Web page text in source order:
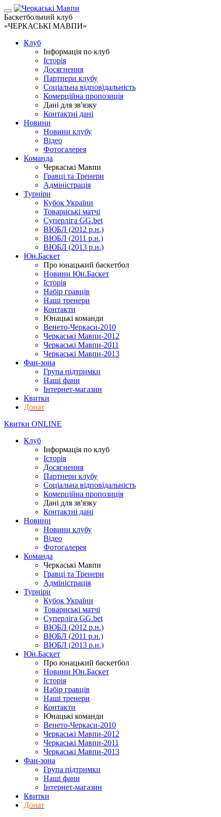
Баскетбольний клуб
«ЧЕРКАСЬКІ МАВПИ»
Клуб
Інформація по клуб
Історія
Досягнення
Партнери клубу
Соціальна відповідальність
Комерційна пропозиція
Дані для зв'язку
Контактні дані
Новини
Новини клубу
Відео
Фотогалерея
Команда
Черкаські Мавпи
Гравці та Тренери
Адміністрація
Турніри
Кубок України
Товариські матчі
Суперліга GG.bet
ВЮБЛ (2012 р.н.)
ВЮБЛ (2011 р.н.)
ВЮБЛ (2013 р.н.)
Юн.Баскет
Про юнацький баскетбол
Новини Юн.Баскет
Історія
Набір гравців
Наші тренери
Контакти
Юнацькі команди
Венето-Черкаси-2010
Черкаські Мавпи-2012
Черкаські Мавпи-2011
Черкаські Мавпи-2013
Фан-зона
Група підтримки
Наші фани
Інтернет-магазин
Квитки
Донат
Квитки ONLINE
Клуб
Інформація по клуб
Історія
Досягнення
Партнери клубу
Соціальна відповідальність
Комерційна пропозиція
Дані для зв'язку
Контактні дані
Новини
Новини клубу
Відео
Фотогалерея
Команда
Черкаські Мавпи
Гравці та Тренери
Адміністрація
Турніри
Кубок України
Товариські матчі
Суперліга GG.bet
ВЮБЛ (2012 р.н.)
ВЮБЛ (2011 р.н.)
ВЮБЛ (2013 р.н.)
Юн.Баскет
Про юнацький баскетбол
Новини Юн.Баскет
Історія
Набір гравців
Наші тренери
Контакти
Юнацькі команди
Венето-Черкаси-2010
Черкаські Мавпи-2012
Черкаські Мавпи-2011
Черкаські Мавпи-2013
Фан-зона
Група підтримки
Наші фани
Інтернет-магазин
Квитки
Донат